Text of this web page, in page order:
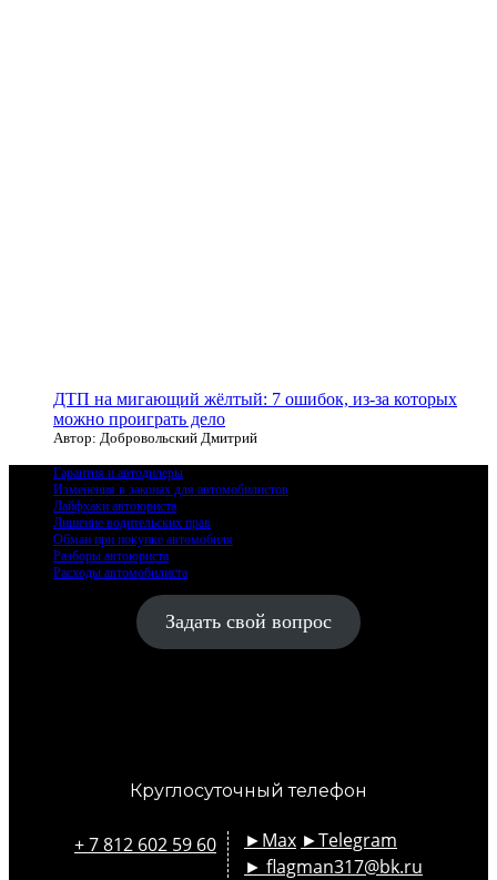
ДТП на мигающий жёлтый: 7 ошибок, из-за которых
можно проиграть дело
Автор: Добровольский Дмитрий
Гарантия и автодилеры
Изменения в законах для автомобилистов
Лайфхаки автоюриста
Лишение водительских прав
Обман при покупке автомобиля
Разборы автоюриста
Расходы автомобилиста
Задать свой вопрос
Круглосуточный телефон
+ 7 812 602 59 60 ►Max ►Telegram
► flagman317@bk.ru